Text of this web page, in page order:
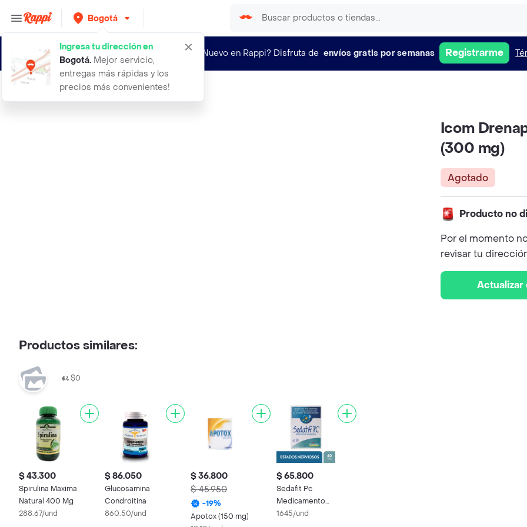
Bogotá
Ingresa tu dirección en
Bogotá. Mejor servicio,
entregas más rápidas y los
precios más convenientes!
¿Nuevo en Rappi? Disfruta de envíos gratis por semanas Registrarme
icom drenaplus capsulas de gelatina
Icom
(300 mg)
Agotado
Producto no
Por el momento
revisar tu
Actualizar
Productos similares:
$0
$ 43.300
Spirulina Maxima
Natural 400 Mg
288.67/und
$ 86.050
Glucosamina
Condroitina
860.50/und
$ 36.800
$ 45.950
-19%
Apotox (150 mg)
$ 65.800
Sedafit Pc
Medicamento
Homeopático
1645/und